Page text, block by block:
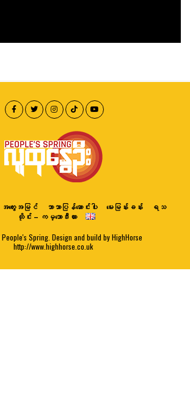
အတွေးအမြင် ဘာသာပြန်ဆောင်းပါး မေးမြန်းခန်း
ရသ
ထိုင်း – ကမ္ဘောဒီးယား
Spring. Design and build by HighHorse
http://www.highhorse.co.uk